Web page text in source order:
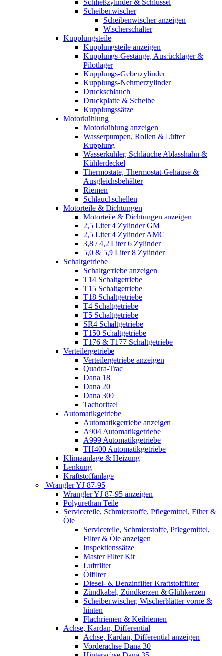
Schließzylinder & Schlüssel
Scheibenwischer
Scheibenwischer anzeigen
Wischerschalter
Kupplungsteile
Kupplungsteile anzeigen
Kupplungs-Gestänge, Ausrücklager &
Pilotlager
Kupplungs-Geberzylinder
Kupplungs-Nehmerzylinder
Druckschlauch
Druckplatte & Scheibe
Kupplungssätze
Motorkühlung
Motorkühlung anzeigen
Wasserpumpen, Rollen & Lüfter
Kupplung
Wasserkühler, Schläuche Ablasshahn &
Kühlerdeckel
Thermostate, Thermostat-Gehäuse &
Ausgleichsbehälter
Riemen
Schlauchschellen
Motorteile & Dichtungen
Motorteile & Dichtungen anzeigen
2,5 Liter 4 Zylinder GM
2,5 Liter 4 Zylinder AMC
3,8 / 4,2 Liter 6 Zylinder
5,0 & 5,9 Liter 8 Zylinder
Schaltgetriebe
Schaltgetriebe anzeigen
T14 Schaltgetriebe
T15 Schaltgetriebe
T18 Schaltgetriebe
T4 Schaltgetriebe
T5 Schaltgetriebe
SR4 Schaltgetriebe
T150 Schaltgetriebe
T176 & T177 Schaltgetriebe
Verteilergetriebe
Verteilergetriebe anzeigen
Quadra-Trac
Dana 18
Dana 20
Dana 300
Tachoritzel
Automatikgetriebe
Automatikgetriebe anzeigen
A904 Automatikgetriebe
A999 Automatikgetriebe
TH400 Automatikgetriebe
Klimaanlage & Heizung
Lenkung
Kraftstoffanlage
Wrangler YJ 87-95
Wrangler YJ 87-95 anzeigen
Polyurethan Teile
Serviceteile, Schmierstoffe, Pflegemittel, Filter &
Öle
Serviceteile, Schmierstoffe, Pflegemittel,
Filter & Öle anzeigen
Inspektionssätze
Master Filter Kit
Luftfilter
Ölfilter
Diesel- & Benzinfilter Kraftstofffilter
Zündkabel, Zündkerzen & Glühkerzen
Scheibenwischer, Wischerblätter vorne &
hinten
Flachriemen & Keilriemen
Achse, Kardan, Differential
Achse, Kardan, Differential anzeigen
Vorderachse Dana 30